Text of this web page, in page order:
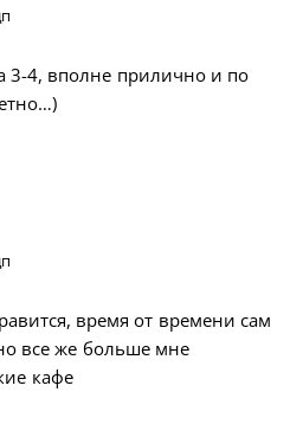
3-4, вполне прилично и по
время от времени сам
все же больше мне
кафе